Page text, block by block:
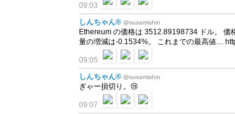
09:03
しんちゃん® @susamishin
Ethereum の価格は 3512.89198734 ドル。
量の増減は-0.1534%。 これまでの最高値…
09:05
しんちゃん® @susamishin
ぎゃー損切り。😢
09:07